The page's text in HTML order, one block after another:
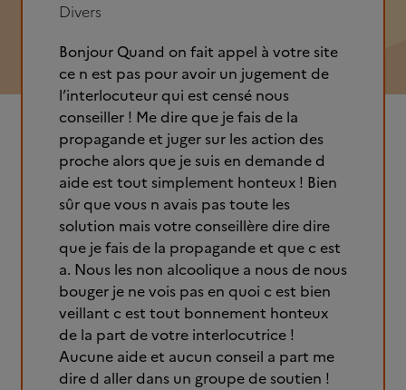
Divers
Bonjour Quand on fait appel à votre site
ce n est pas pour avoir un jugement de
l’interlocuteur qui est censé nous
conseiller ! Me dire que je fais de la
propagande et juger sur les action des
proche alors que je suis en demande d
aide est tout simplement honteux ! Bien
sûr que vous n avais pas toute les
solution mais votre conseillère dire dire
que je fais de la propagande et que c est
a. Nous les non alcoolique a nous de nous
bouger je ne vois pas en quoi c est bien
veillant c est tout bonnement honteux
de la part de votre interlocutrice !
Aucune aide et aucun conseil a part me
dire d aller dans un groupe de soutien !